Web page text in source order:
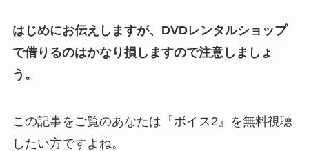
はじめにお伝えしますが、DVDレンタルショップ
で借りるのはかなり損しますので注意しましょ
う。
この記事をご覧のあなたは『ボイス2』を無料視聴
したい方ですよね。